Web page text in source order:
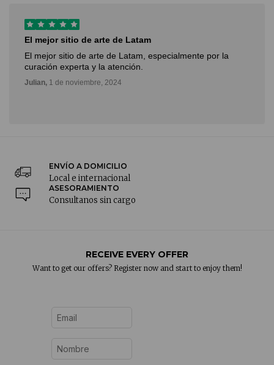
El mejor sitio de arte de Latam
El mejor sitio de arte de Latam, especialmente por la
curación experta y la atención.
Julian, 1 de noviembre, 2024
ENVÍO A DOMICILIO
Local e internacional
ASESORAMIENTO
Consultanos sin cargo
RECEIVE EVERY OFFER
Want to get our offers? Register now and start to enjoy them!